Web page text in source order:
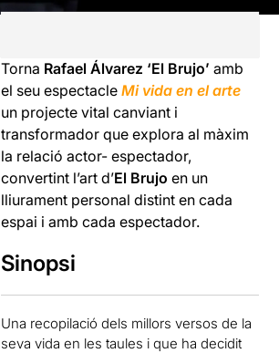
Torna Rafael Álvarez ‘El Brujo’ amb
el seu espectacleMi vida en el arte
un projecte vital canviant i
transformador que explora al màxim
la relació actor- espectador,
convertint l’art d’El Brujo en un
lliurament personal distint en cada
espai i amb cada espectador.
Sinopsi
Una recopilació dels millors versos de la
seva vida en les taules i que ha decidit